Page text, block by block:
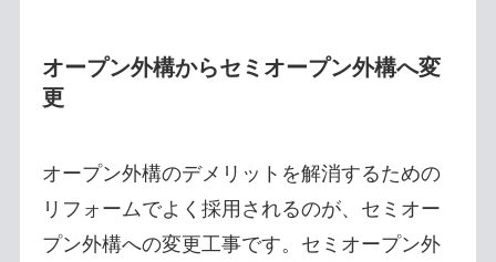
オープン外構からセミオープン外構へ変
更
オープン外構のデメリットを解消するための
リフォームでよく採用されるのが、セミオー
プン外構への変更工事です。セミオープン外